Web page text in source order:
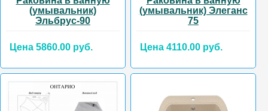
(умывальник)
Эльбрус-90
Цена 5860.00 руб.
(умывальник) Элеганс
75
Цена 4110.00 руб.